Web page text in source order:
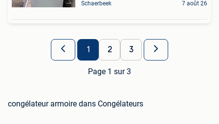
Schaerbeek 7 août 26
1 2 3
Page 1 sur 3
congélateur armoire dans Congélateurs